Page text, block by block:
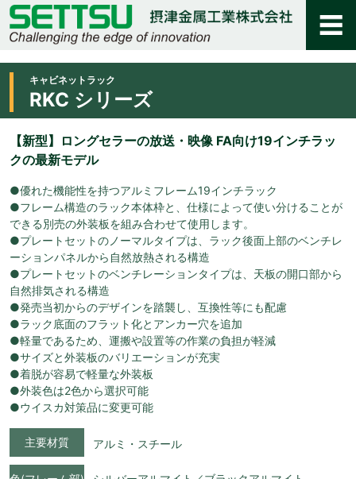
キャビネットラック
RKC シリーズ
【新型】ロングセラーの放送・映像 FA向け19インチラッ
クの最新モデル
●優れた機能性を持つアルミフレーム19インチラック
●フレーム構造のラック本体枠と、仕様によって使い分けることが
できる別売の外装板を組み合わせて使用します。
●プレートセットのノーマルタイプは、ラック後面上部のベンチレ
ーションパネルから自然放熱される構造
●プレートセットのベンチレーションタイプは、天板の開口部から
自然排気される構造
●発売当初からのデザインを踏襲し、互換性等にも配慮
●ラック底面のフラット化とアンカー穴を追加
●軽量であるため、運搬や設置等の作業の負担が軽減
●サイズと外装板のバリエーションが充実
●着脱が容易で軽量な外装板
●外装色は2色から選択可能
●ウイスカ対策品に変更可能
主要材質 アルミ・スチール